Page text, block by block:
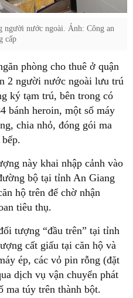
người nước ngoài. Ảnh: Công an
cấp
phòng cho thuê ở quận
2 người nước ngoài lưu trú
ký tạm trú, bên trong có
bánh heroin, một số máy
chia nhỏ, đóng gói ma
này khai nhập cảnh vào
bộ tại tỉnh An Giang
hộ trên để chờ nhận
tiêu thụ.
tượng “đầu trên” tại tỉnh
cất giấu tại căn hộ và
ép, các vỏ pin rỗng (đặt
dịch vụ vận chuyển phát
ma túy trên thành bột.